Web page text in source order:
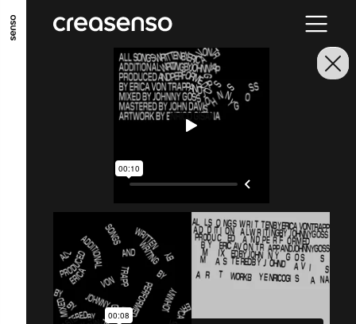
ALLER AU CONTENU PRINCIPAL
ALLER AU MENU PRINCIPAL
ALLER EN BAS DE PAGE